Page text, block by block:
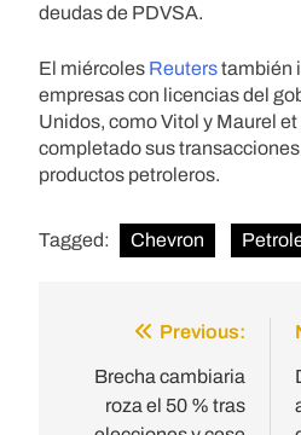
deudas de PDVSA.
El miércoles Reuterstambién
empresas con licencias del
Unidos, como Vitol y Maurel
completado sus
productos petroleros.
Tagged: Chevron
navigation
Previous:
Brecha cambiaria
roza el 50 % tras